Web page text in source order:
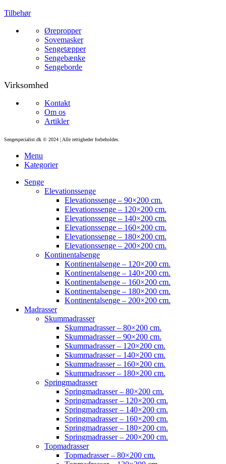
Tilbehør
Ørepropper
Sovemasker
Sengetæpper
Sengebænke
Sengeborde
Virksomhed
Kontakt
Om os
Artikler
Sengespecialist.dk © 2024 | Alle rettigheder forbeholdes.
Menu
Kategorier
Senge
Elevationssenge
Elevationssenge – 90×200 cm.
Elevationssenge – 120×200 cm.
Elevationssenge – 140×200 cm.
Elevationssenge – 160×200 cm.
Elevationssenge – 180×200 cm.
Elevationssenge – 200×200 cm.
Kontinentalsenge
Kontinentalsenge – 120×200 cm.
Kontinentalsenge – 140×200 cm.
Kontinentalsenge – 160×200 cm.
Kontinentalsenge – 180×200 cm.
Kontinentalsenge – 200×200 cm.
Madrasser
Skummadrasser
Skummadrasser – 80×200 cm.
Skummadrasser – 90×200 cm.
Skummadrasser – 120×200 cm.
Skummadrasser – 140×200 cm.
Skummadrasser – 160×200 cm.
Skummadrasser – 180×200 cm.
Springmadrasser
Springmadrasser – 80×200 cm.
Springmadrasser – 120×200 cm.
Springmadrasser – 140×200 cm.
Springmadrasser – 160×200 cm.
Springmadrasser – 180×200 cm.
Springmadrasser – 200×200 cm.
Topmadrasser
Topmadrasser – 80×200 cm.